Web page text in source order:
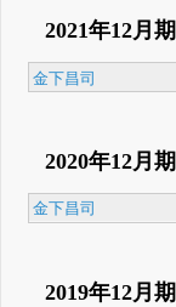
2021年12月期
金下昌司
2020年12月期
金下昌司
2019年12月期